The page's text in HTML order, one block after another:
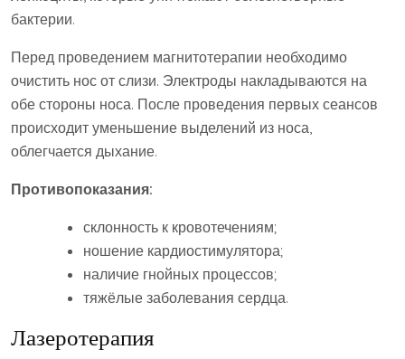
бактерии.
Перед проведением магнитотерапии необходимо
очистить нос от слизи. Электроды накладываются на
обе стороны носа. После проведения первых сеансов
происходит уменьшение выделений из носа,
облегчается дыхание.
Противопоказания:
склонность к кровотечениям;
ношение кардиостимулятора;
наличие гнойных процессов;
тяжёлые заболевания сердца.
Лазеротерапия